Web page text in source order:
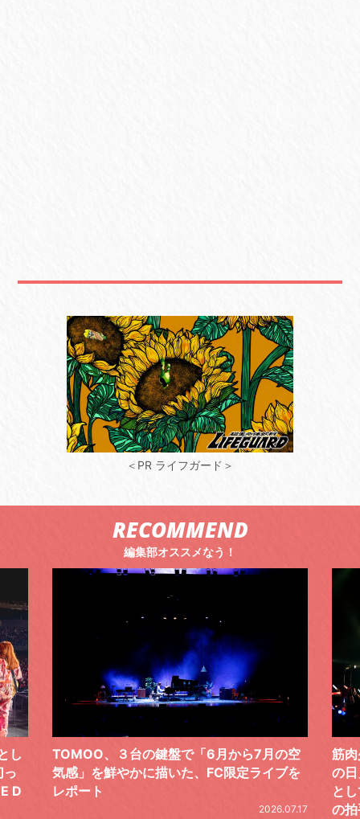
＜PR ライフガード＞
RECOMMEND
編集部オススメなう！
空
を
筋肉少女帯、恒例の周年記念ライブ「#筋少
の日」。今年は“「幻と想」5 LIVE”のFINAL
として開催。天井知らずのステージに万雷
黒
銘
一
た